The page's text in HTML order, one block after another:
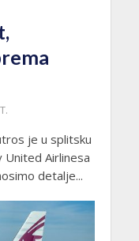
je u splitsku
United Airlinesa
detalje...